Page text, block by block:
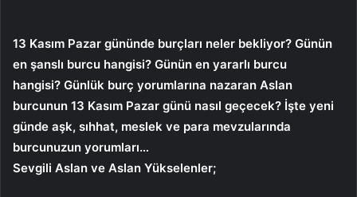
13 Kasım Pazar gününde burçları neler bekliyor? Günün
en şanslı burcu hangisi? Günün en yararlı burcu
hangisi? Günlük burç yorumlarına nazaran Aslan
burcunun 13 Kasım Pazar günü nasıl geçecek? İşte yeni
günde aşk, sıhhat, meslek ve para mevzularında
burcunuzun yorumları…
Sevgili Aslan ve Aslan Yükselenler;